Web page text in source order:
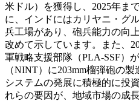
米ドル）を獲得し、2025年ま
に、インドにはカリヤニ・グ
兵工場があり、砲兵能力の向
改めて示しています。また、
軍戦略支援部隊（PLA-SSF）
（NINT）に203mm榴弾砲の
システムの発展に積極的に投
れらの要因が、地域市場の成